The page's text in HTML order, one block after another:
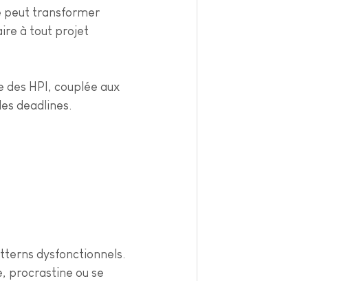
peut transformer
à tout projet
HPI, couplée aux
deadlines.
dysfonctionnels.
procrastine ou se